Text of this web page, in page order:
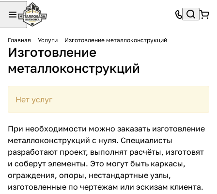
Главная Услуги Изготовление металлоконструкций
Изготовление
металлоконструкций
Нет услуг
При необходимости можно заказать изготовление
металлоконструкций с нуля. Специалисты
разработают проект, выполнят расчёты, изготовят
и соберут элементы. Это могут быть каркасы,
ограждения, опоры, нестандартные узлы,
изготовленные по чертежам или эскизам клиента.